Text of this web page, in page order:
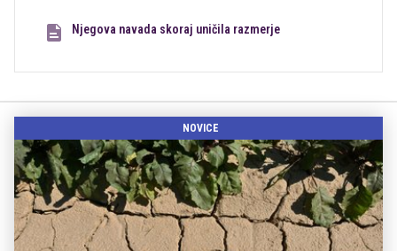
Njegova navada skoraj uničila razmerje
NOVICE